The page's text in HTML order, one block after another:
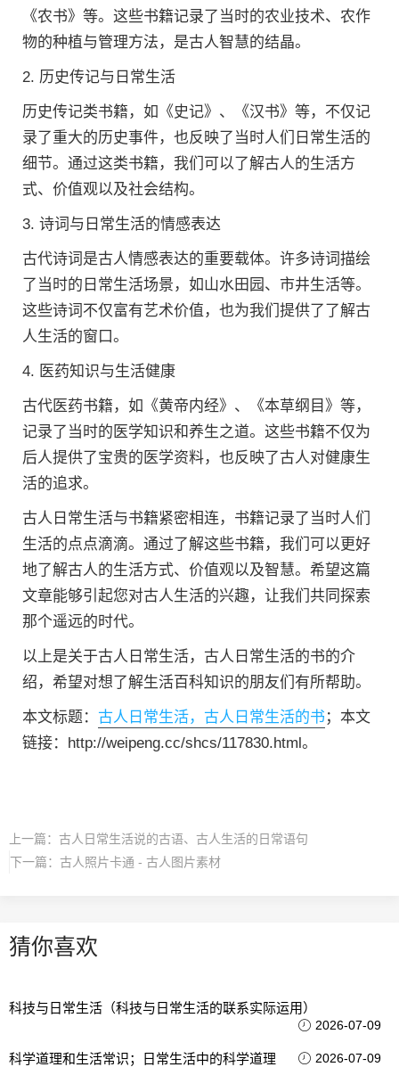
《农书》等。这些书籍记录了当时的农业技术、农作
物的种植与管理方法，是古人智慧的结晶。
2. 历史传记与日常生活
历史传记类书籍，如《史记》、《汉书》等，不仅记
录了重大的历史事件，也反映了当时人们日常生活的
细节。通过这类书籍，我们可以了解古人的生活方
式、价值观以及社会结构。
3. 诗词与日常生活的情感表达
古代诗词是古人情感表达的重要载体。许多诗词描绘
了当时的日常生活场景，如山水田园、市井生活等。
这些诗词不仅富有艺术价值，也为我们提供了了解古
人生活的窗口。
4. 医药知识与生活健康
古代医药书籍，如《黄帝内经》、《本草纲目》等，
记录了当时的医学知识和养生之道。这些书籍不仅为
后人提供了宝贵的医学资料，也反映了古人对健康生
活的追求。
古人日常生活与书籍紧密相连，书籍记录了当时人们
生活的点点滴滴。通过了解这些书籍，我们可以更好
地了解古人的生活方式、价值观以及智慧。希望这篇
文章能够引起您对古人生活的兴趣，让我们共同探索
那个遥远的时代。
以上是关于古人日常生活，古人日常生活的书的介
绍，希望对想了解生活百科知识的朋友们有所帮助。
本文标题： 古人日常生活，古人日常生活的书 ；本文
链接：http://weipeng.cc/shcs/117830.html。
上一篇： 古人日常生活说的古语、古人生活的日常语句
下一篇： 古人照片卡通 - 古人图片素材
猜你喜欢
科技与日常生活（科技与日常生活的联系实际运用）
2026-07-09
科学道理和生活常识；日常生活中的科学道理 2026-07-09